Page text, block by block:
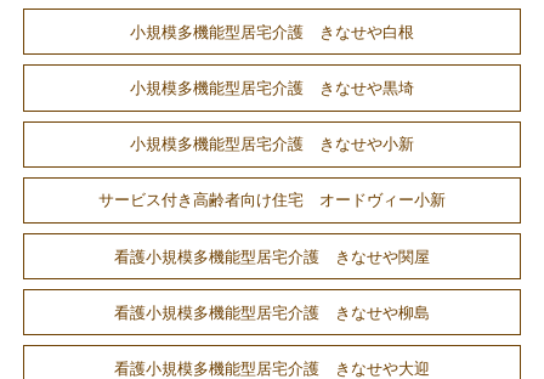
小規模多機能型居宅介護 きなせや白根
小規模多機能型居宅介護 きなせや黒埼
小規模多機能型居宅介護 きなせや小新
サービス付き高齢者向け住宅 オードヴィー小新
看護小規模多機能型居宅介護 きなせや関屋
看護小規模多機能型居宅介護 きなせや柳島
看護小規模多機能型居宅介護 きなせや大迎